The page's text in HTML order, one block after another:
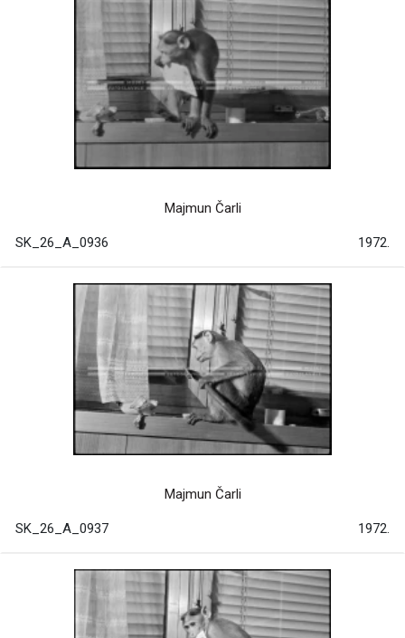
Majmun Čarli
SK_26_A_0936 1972.
Majmun Čarli
SK_26_A_0937 1972.